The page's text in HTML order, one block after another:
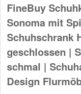
FineBuy
Sonoma mit
Schuhschrank
geschlossen |
schmal |
Design